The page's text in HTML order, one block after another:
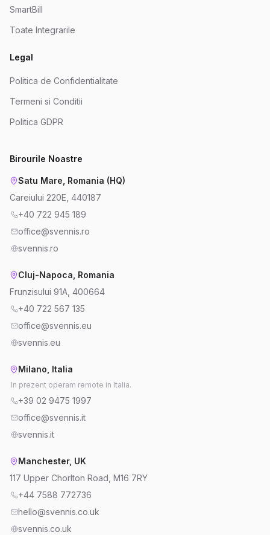
SmartBill
Toate Integrarile
Legal
Politica de Confidentialitate
Termeni si Conditii
Politica GDPR
Birourile Noastre
Satu Mare, Romania (HQ)
Careiului 220E, 440187
+40 722 945 189
office@svennis.ro
svennis.ro
Cluj-Napoca, Romania
Frunzisului 91A, 400664
+40 722 567 135
office@svennis.eu
svennis.eu
Milano, Italia
In prezent operam remote in Italia.
+39 02 9475 1997
office@svennis.it
svennis.it
Manchester, UK
117 Upper Chorlton Road, M16 7RY
+44 7588 772736
hello@svennis.co.uk
svennis.co.uk